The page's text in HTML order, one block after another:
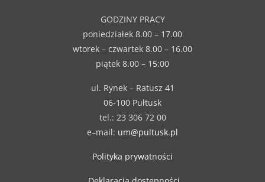
GODZINY PRACY
poniedziałek 8.00 – 17.00
wtorek – czwartek 8.00 – 16.00
piątek 8.00 – 15:00
ul. Rynek – Ratusz 41
06-100 Pułtusk
tel.: 23 306 72 00
e–mail: um@pultusk.pl
Polityka prywatności